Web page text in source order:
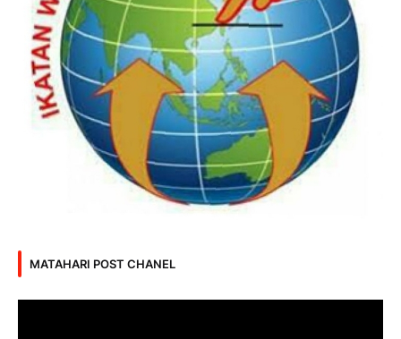
MATAHARI POST CHANEL